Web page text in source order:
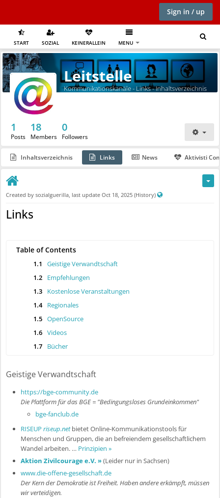
Sign in / up
START SOZIAL KEINERALLEIN MENU
Leitstelle
Kommunikationskanäle - Links - Inhaltsverzeichnis
1
Posts
18
Members
0
Followers
Inhaltsverzeichnis Links News Aktivisti
Created by sozialguerilla, last update Oct 18, 2025 (History)
P
Links
Table of Contents
1.1
Geistige Verwandtschaft
1.2
Empfehlungen
1.3
Kostenlose Veranstaltungen
1.4
Regionales
1.5 OpenSource
1.6 Videos
1.7
Bücher
Geistige Verwandtschaft
https://bge-community.de
Die Plattform für das BGE = "Bedingungsloses Grundeinkommen"
bge-fanclub.de
RISEUP riseup.netbietet Online-Kommunikationstools für
Menschen und Gruppen, die an befreiendem gesellschaftlichem
Wandel arbeiten. … Prinzipien »
Aktion Zivilcourage e.V. »(Leider nur in Sachsen)
www.die-offene-gesellschaft.de
Der Kern der Demokratie ist Freiheit. Haben andere erkämpft, müssen
wir verteidigen.